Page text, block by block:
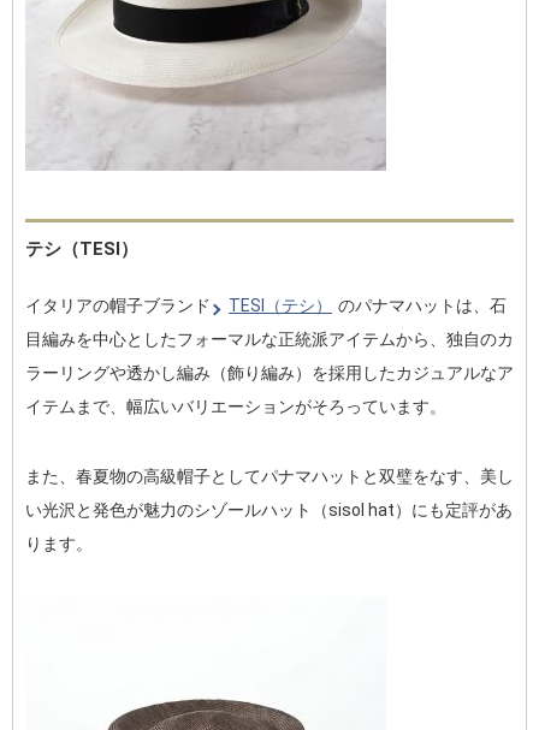
テシ（TESI）
イタリアの帽子ブランド TESI（テシ）
のパナマハットは、石
目編みを中心としたフォーマルな正統派アイテムから、独自のカ
ラーリングや透かし編み（飾り編み）を採用したカジュアルなア
イテムまで、幅広いバリエーションがそろっています。
また、春夏物の高級帽子としてパナマハットと双璧をなす、美し
い光沢と発色が魅力のシゾールハット（sisol hat）にも定評があ
ります。